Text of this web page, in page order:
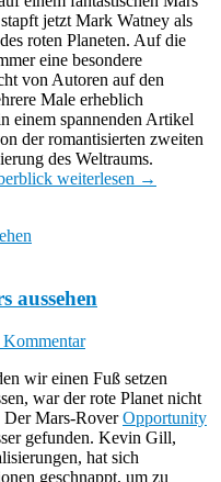
jetzt Mark Watney als
roten Planeten. Auf die
eine besondere
von Autoren auf den
Male erheblich
einem spannenden Artikel
der romantisierten zweiten
des Weltraums.
weiterlesen →
aussehen
Kommentar
wir einen Fuß setzen
war der rote Planet nicht
Der Mars-RoverOpportunity
gefunden. Kevin Gill,
hat sich
geschnappt, um zu